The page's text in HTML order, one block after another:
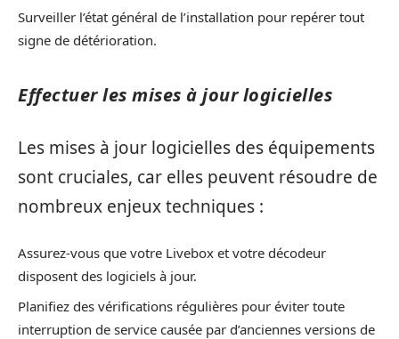
Surveiller l’état général de l’installation pour repérer tout
signe de détérioration.
Effectuer les mises à jour logicielles
Les mises à jour logicielles des équipements
sont cruciales, car elles peuvent résoudre de
nombreux enjeux techniques :
Assurez-vous que votre Livebox et votre décodeur
disposent des logiciels à jour.
Planifiez des vérifications régulières pour éviter toute
interruption de service causée par d’anciennes versions de